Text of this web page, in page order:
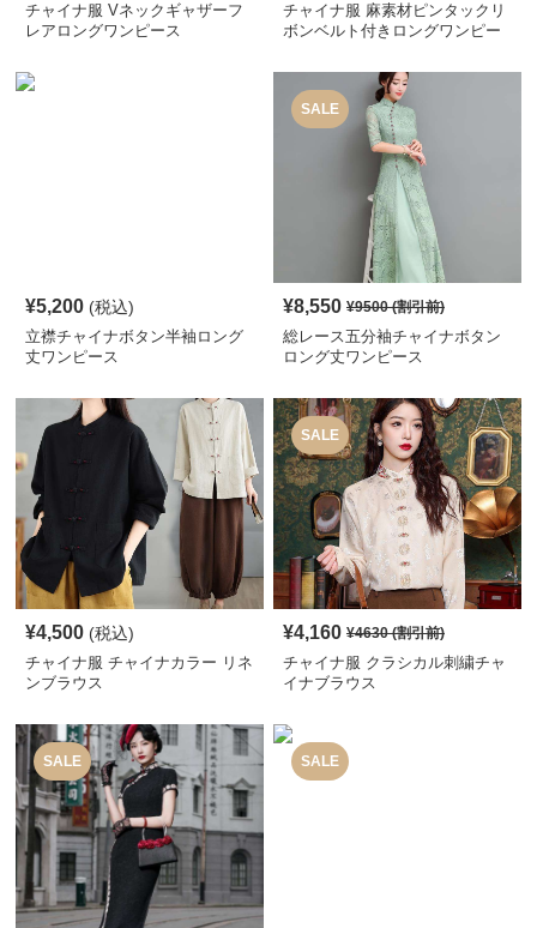
チャイナ服 Vネックギャザーフ
レアロングワンピース
チャイナ服 麻素材ピンタックリ
ボンベルト付きロングワンピー
¥5,200 (税込)
立襟チャイナボタン半袖ロング
丈ワンピース
SALE
¥8,550 ¥9500(割引前)
総レース五分袖チャイナボタン
ロング丈ワンピース
¥4,500 (税込)
チャイナ服 チャイナカラー リネ
ンブラウス
SALE
¥4,160 ¥4630(割引前)
チャイナ服 クラシカル刺繍チャ
イナブラウス
SALE SALE